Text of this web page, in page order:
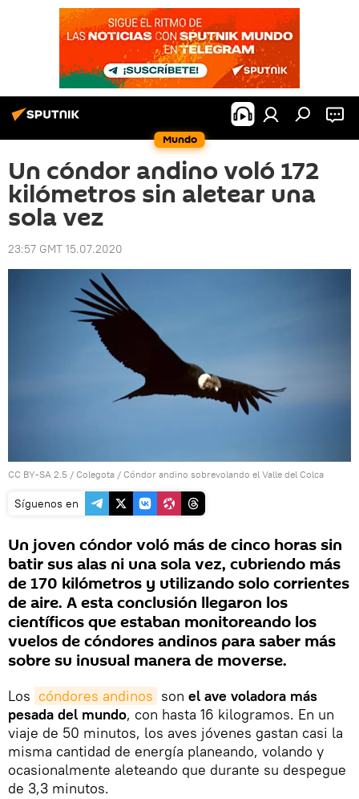
Mundo
Un cóndor andino voló 172
kilómetros sin aletear una
sola vez
23:57 GMT 15.07.2020
CC BY-SA 2.5 / Colegota / Cóndor andino sobrevolando el Valle del Colca
Síguenos en
Un joven cóndor voló más de cinco horas sin
batir sus alas ni una sola vez, cubriendo más
de 170 kilómetros y utilizando solo corrientes
de aire. A esta conclusión llegaron los
científicos que estaban monitoreando los
vuelos de cóndores andinos para saber más
sobre su inusual manera de moverse.
Los cóndores andinos son el ave voladora más
pesada del mundo, con hasta 16 kilogramos. En un
viaje de 50 minutos, los aves jóvenes gastan casi la
misma cantidad de energía planeando, volando y
ocasionalmente aleteando que durante su despegue
de 3,3 minutos.